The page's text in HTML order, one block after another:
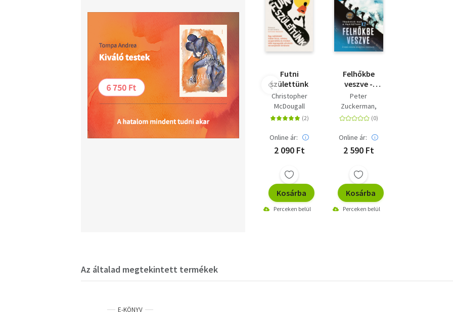
Futni
születtünk
Christopher
McDougall
Online ár:
2 090 Ft
Kosárba
Perceken belül
Felhőkbe
veszve -
Tragikus nap
a pakisztáni
K2-n - A serpa
mászók
rendkívüli
Peter
Zuckerman
Amanda Padoan
Online ár:
2 590 Ft
Kosárba
Perceken belül
Az általad megtekintett termékek
E-KÖNYV